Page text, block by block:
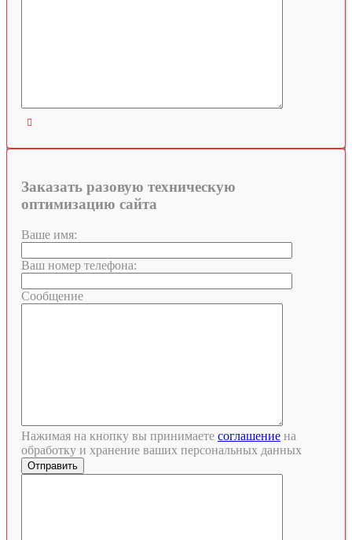

Заказать разовую техническую
оптимизацию сайта
Ваше имя:
Ваш номер телефона:
Сообщение
Нажимая на кнопку вы принимаете соглашение на
обработку и хранение ваших персональных данных